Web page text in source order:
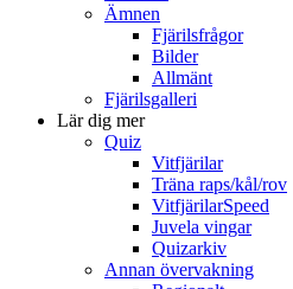
Ämnen
Fjärilsfrågor
Bilder
Allmänt
Fjärilsgalleri
Lär dig mer
Quiz
Vitfjärilar
Träna raps/kål/rov
VitfjärilarSpeed
Juvela vingar
Quizarkiv
Annan övervakning